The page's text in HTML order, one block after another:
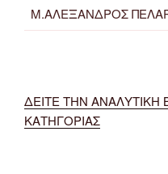
Μ.ΑΛΕΞΑΝΔΡΟΣ
ΔΕΙΤΕ ΤΗΝ
ΚΑΤΗΓΟΡΙΑΣ